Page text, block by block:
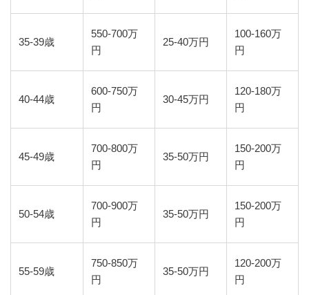
35-39歳
550-700万
円
25-40万円
100-160万
円
40-44歳
600-750万
円
30-45万円
120-180万
円
45-49歳
700-800万
円
35-50万円
150-200万
円
50-54歳
700-900万
円
35-50万円
150-200万
円
55-59歳
750-850万
円
35-50万円
120-200万
円